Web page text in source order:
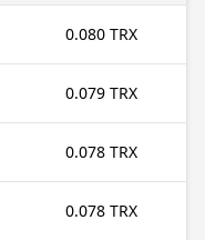
0.080 TRX
0.079 TRX
0.078 TRX
0.078 TRX